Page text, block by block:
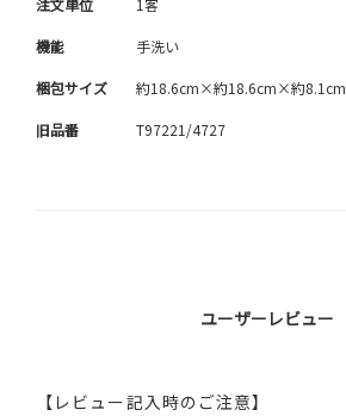
注文単位 1客
機能 手洗い
梱包サイズ 約18.6cm×約18.6cm×約8.1cm
旧品番 T97221/4727
ユーザーレビュー
【レビュー記入時のご注意】